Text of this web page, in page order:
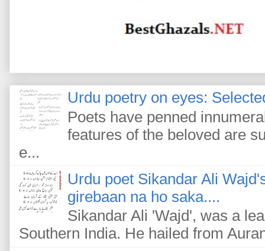
Urdu poetry on eyes:
Poets have penned
features of the beloved are
e...
Urdu poet Sikandar Ali
girebaan na ho saka....
Sikandar Ali 'Wajd', was a
Southern India. He hailed from